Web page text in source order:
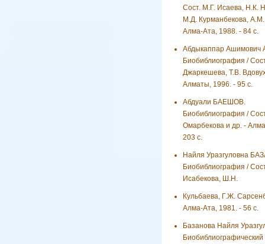
Сост. М.Г. Исаева, Н.К.
М.Д. Курманбекова,
Алма-Ата, 1988. - 84 с.
Абдыкаппар
Биобиблиография /
Джаркешева, Т.В.
Алматы, 1996. - 95 с.
Абдуали БАЕШОВ.
Биобиблиография /
Омарбекова и др. -
203 с.
Найля Уразгуловна
Биобиблиография /
Исабекова, Ш.Н.
Кульбаева, Г.Ж.
Алма-Ата, 1981. - 56 с.
Базанова Найля
Биобиблиографический